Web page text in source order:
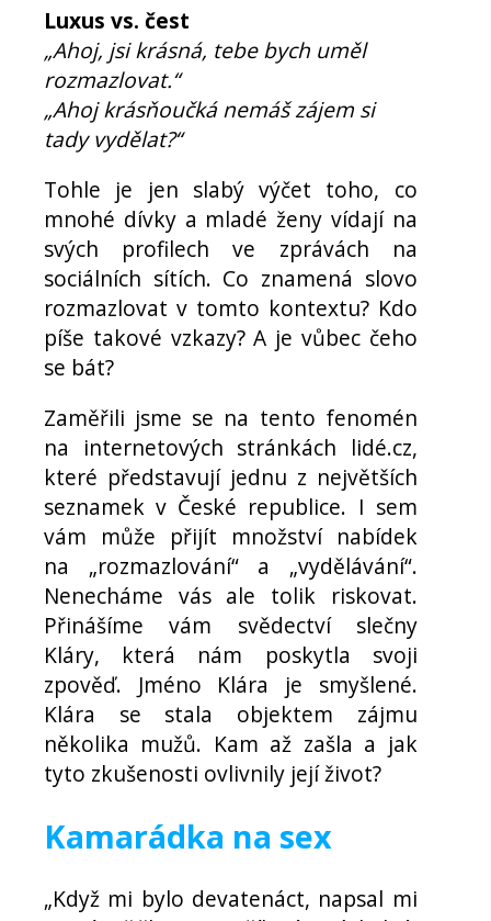
Luxus vs. čest
„Ahoj, jsi krásná, tebe bych uměl
rozmazlovat.“
„Ahoj krásňoučká nemáš zájem si
tady vydělat?“
Tohle je jen slabý výčet toho, co
mnohé dívky a mladé ženy vídají na
svých profilech ve zprávách na
sociálních sítích. Co znamená slovo
rozmazlovat v tomto kontextu? Kdo
píše takové vzkazy? A je vůbec čeho
se bát?
Zaměřili jsme se na tento fenomén
na internetových stránkách lidé.cz,
které představují jednu z největších
seznamek v České republice. I sem
vám může přijít množství nabídek
na „rozmazlování“ a „vydělávání“.
Nenecháme vás ale tolik riskovat.
Přinášíme vám svědectví slečny
Kláry, která nám poskytla svoji
zpověď. Jméno Klára je smyšlené.
Klára se stala objektem zájmu
několika mužů. Kam až zašla a jak
tyto zkušenosti ovlivnily její život?
Kamarádka na sex
„Když mi bylo devatenáct, napsal mi